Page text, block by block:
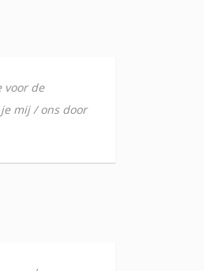
voor de
mij / ons door